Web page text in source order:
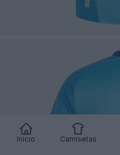
Inicio Camisetas